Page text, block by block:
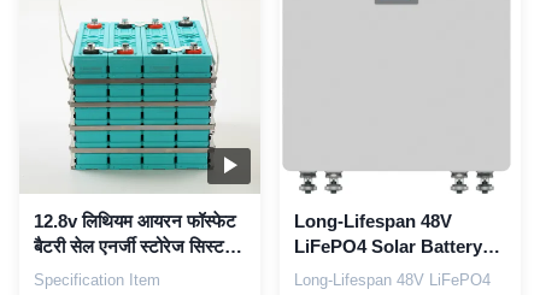
12.8v लिथियम आयरन फॉस्फेट
बैटरी सेल एनर्जी स्टोरेज सिस्टम
के लिए 200Ah लिथियम बैटरी
Specification Item
Long-Lifespan 48V
LiFePO4 Solar Battery
System 200Ah 10kWh
Long-Lifespan 48V LiFePO4